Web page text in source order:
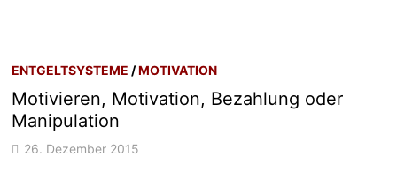
ENTGELTSYSTEME /MOTIVATION
Motivieren, Motivation, Bezahlung oder
Manipulation
26. Dezember 2015